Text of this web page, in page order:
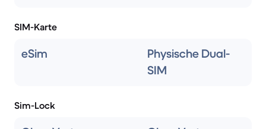
SIM-Karte
eSim
Physische Dual-
SIM
Sim-Lock